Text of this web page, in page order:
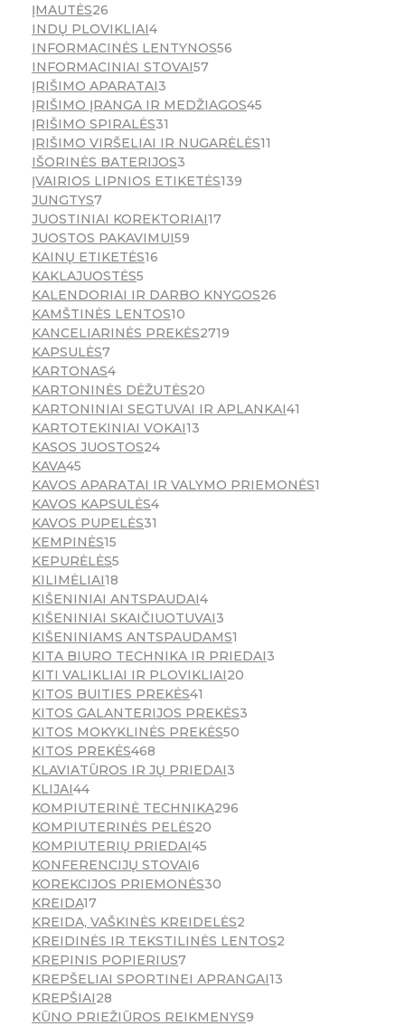
ĮMAUTĖS26
INDŲ PLOVIKLIAI4
INFORMACINĖS LENTYNOS56
INFORMACINIAI STOVAI57
ĮRIŠIMO APARATAI3
ĮRIŠIMO ĮRANGA IR MEDŽIAGOS45
ĮRIŠIMO SPIRALĖS31
ĮRIŠIMO VIRŠELIAI IR NUGARĖLĖS11
IŠORINĖS BATERIJOS3
ĮVAIRIOS LIPNIOS ETIKETĖS139
JUNGTYS7
JUOSTINIAI KOREKTORIAI17
JUOSTOS PAKAVIMUI59
KAINŲ ETIKETĖS16
KAKLAJUOSTĖS5
KALENDORIAI IR DARBO KNYGOS26
KAMŠTINĖS LENTOS10
KANCELIARINĖS PREKĖS2719
KAPSULĖS7
KARTONAS4
KARTONINĖS DĖŽUTĖS20
KARTONINIAI SEGTUVAI IR APLANKAI41
KARTOTEKINIAI VOKAI13
KASOS JUOSTOS24
KAVA45
KAVOS APARATAI IR VALYMO PRIEMONĖS1
KAVOS KAPSULĖS4
KAVOS PUPELĖS31
KEMPINĖS15
KEPURĖLĖS5
KILIMĖLIAI18
KIŠENINIAI ANTSPAUDAI4
KIŠENINIAI SKAIČIUOTUVAI3
KIŠENINIAMS ANTSPAUDAMS1
KITA BIURO TECHNIKA IR PRIEDAI3
KITI VALIKLIAI IR PLOVIKLIAI20
KITOS BUITIES PREKĖS41
KITOS GALANTERIJOS PREKĖS3
KITOS MOKYKLINĖS PREKĖS50
KITOS PREKĖS468
KLAVIATŪROS IR JŲ PRIEDAI3
KLIJAI44
KOMPIUTERINĖ TECHNIKA296
KOMPIUTERINĖS PELĖS20
KOMPIUTERIŲ PRIEDAI45
KONFERENCIJŲ STOVAI6
KOREKCIJOS PRIEMONĖS30
KREIDA17
KREIDA, VAŠKINĖS KREIDELĖS2
KREIDINĖS IR TEKSTILINĖS LENTOS2
KREPINIS POPIERIUS7
KREPŠELIAI SPORTINEI APRANGAI13
KREPŠIAI28
KŪNO PRIEŽIŪROS REIKMENYS9